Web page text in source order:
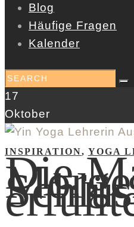
Blog
Häufige Fragen
Kalender
17
Oktober
INSPIRATION, YOGA
Die